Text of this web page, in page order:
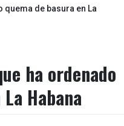
de basura en La
ha ordenado
Habana